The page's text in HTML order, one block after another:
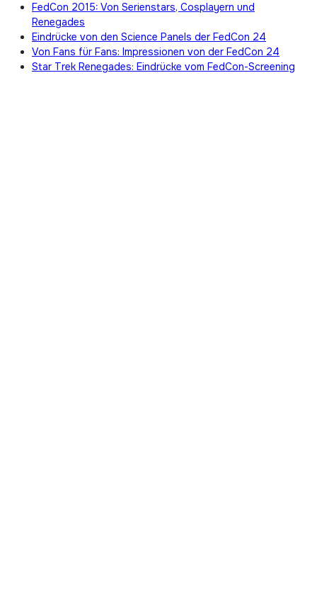
FedCon 2015: Von Serienstars, Cosplayern und
Renegades
Eindrücke von den Science Panels der FedCon 24
Von Fans für Fans: Impressionen von der FedCon 24
Star Trek Renegades: Eindrücke vom FedCon-Screening